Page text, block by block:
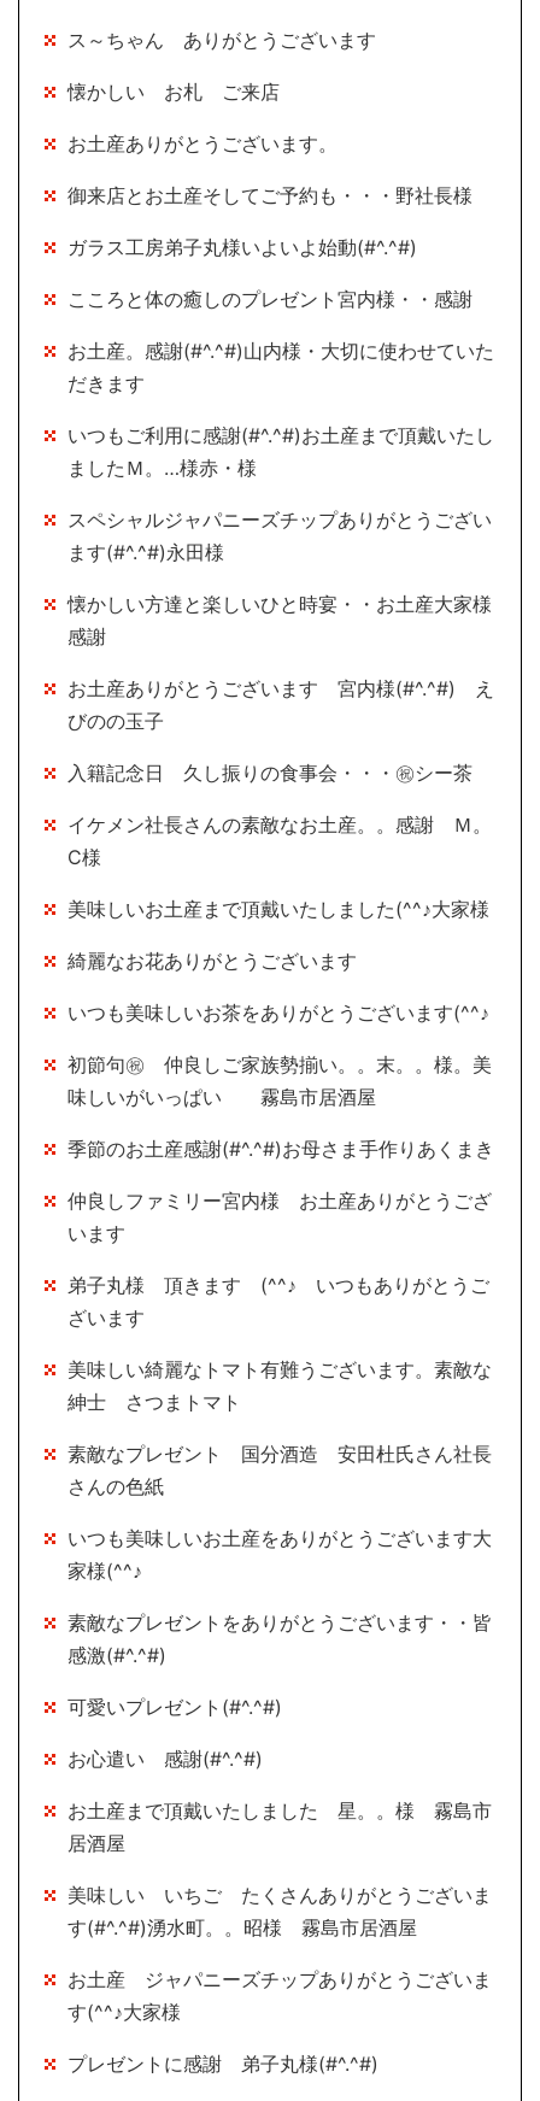
ス～ちゃん ありがとうございます
懐かしい お札 ご来店
お土産ありがとうございます。
御来店とお土産そしてご予約も・・・野社長様
ガラス工房弟子丸様いよいよ始動(#^.^#)
こころと体の癒しのプレゼント宮内様・・感謝
お土産。感謝(#^.^#)山内様・大切に使わせていた
だきます
いつもご利用に感謝(#^.^#)お土産まで頂戴いたし
ましたＭ。…様赤・様
スペシャルジャパニーズチップありがとうござい
ます(#^.^#)永田様
懐かしい方達と楽しいひと時宴・・お土産大家様
感謝
お土産ありがとうございます 宮内様(#^.^#) え
びのの玉子
入籍記念日 久し振りの食事会・・・㊗シー茶
イケメン社長さんの素敵なお土産。。感謝 Ｍ。
Ⅽ様
美味しいお土産まで頂戴いたしました(^^♪大家様
綺麗なお花ありがとうございます
いつも美味しいお茶をありがとうございます(^^♪
初節句㊗ 仲良しご家族勢揃い。。末。。様。美
味しいがいっぱい 霧島市居酒屋
季節のお土産感謝(#^.^#)お母さま手作りあくまき
仲良しファミリー宮内様 お土産ありがとうござ
います
弟子丸様 頂きます (^^♪ いつもありがとうご
ざいます
美味しい綺麗なトマト有難うございます。素敵な
紳士 さつまトマト
素敵なプレゼント 国分酒造 安田杜氏さん社長
さんの色紙
いつも美味しいお土産をありがとうございます大
家様(^^♪
素敵なプレゼントをありがとうございます・・皆
感激(#^.^#)
可愛いプレゼント(#^.^#)
お心遣い 感謝(#^.^#)
お土産まで頂戴いたしました 星。。様 霧島市
居酒屋
美味しい いちご たくさんありがとうございま
す(#^.^#)湧水町。。昭様 霧島市居酒屋
お土産 ジャパニーズチップありがとうございま
す(^^♪大家様
プレゼントに感謝 弟子丸様(#^.^#)